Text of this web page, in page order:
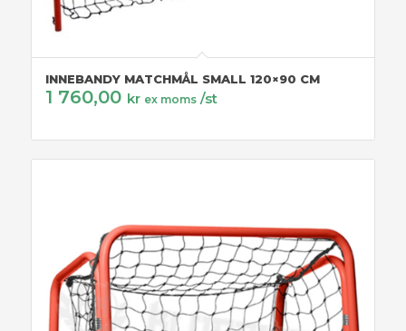
INNEBANDY MATCHMÅL SMALL 120×90 CM
1 760,00 kr ex moms /st